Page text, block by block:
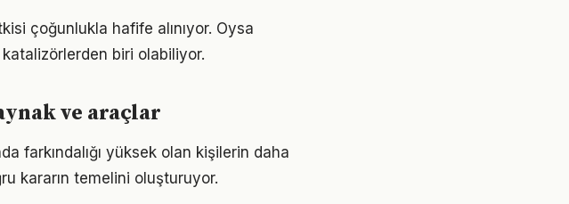
çoğunlukla hafife alınıyor. Oysa
biri olabiliyor.
ve araçlar
farkındalığı yüksek olan kişilerin daha
kararın temelini oluşturuyor.